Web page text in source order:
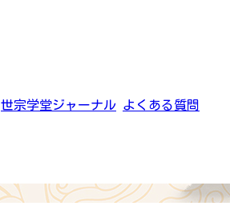
世宗学堂ジャーナル よくある質問